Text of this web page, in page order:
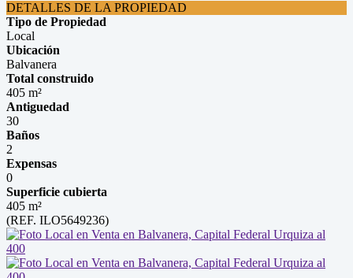
DETALLES DE LA PROPIEDAD
Tipo de Propiedad
Local
Ubicación
Balvanera
Total construido
405 m²
Antiguedad
30
Baños
2
Expensas
0
Superficie cubierta
405 m²
(REF. ILO5649236)